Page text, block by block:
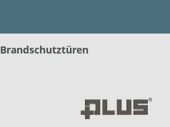
Brandschutztüren